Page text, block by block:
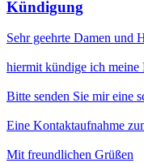
Kündigung
Sehr geehrte Damen und
hiermit kündige ich meine
Bitte senden Sie mir eine
Eine Kontaktaufnahme
Mit freundlichen Grüßen